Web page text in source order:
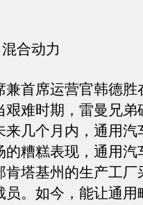
合动力
首席运营官韩德胜
难时期，雷曼兄弟
几个月内，通用汽
的糟糕表现，通用汽
塔基州的生产工厂
。如今，能让通用